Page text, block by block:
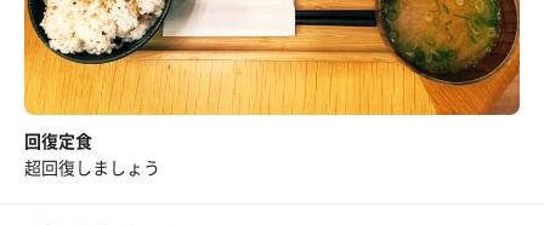
回復定食
超回復しましょう